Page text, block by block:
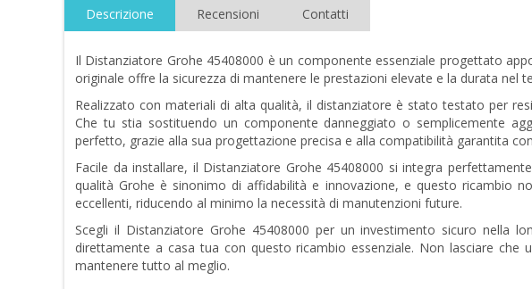
Descrizione Recensioni Contatti
Il Distanziatore Grohe 45408000 è un componente essenziale progettato
originale offre la sicurezza di mantenere le prestazioni elevate e la durata nel
Realizzato con materiali di alta qualità, il distanziatore è stato testato per
Che tu stia sostituendo un componente danneggiato o semplicemente
perfetto, grazie alla sua progettazione precisa e alla compatibilità garantita
Facile da installare, il Distanziatore Grohe 45408000 si integra
qualità Grohe è sinonimo di affidabilità e innovazione, e questo ricambio
eccellenti, riducendo al minimo la necessità di manutenzioni future.
Scegli il Distanziatore Grohe 45408000 per un investimento sicuro nella
direttamente a casa tua con questo ricambio essenziale. Non lasciare
mantenere tutto al meglio.